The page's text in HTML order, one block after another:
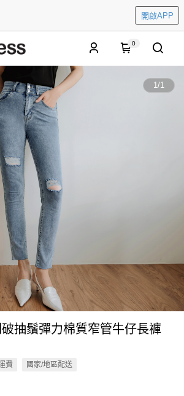
開啟APP
0
1/1
抽鬚彈力棉質窄管牛仔長褲
費 國家/地區配送